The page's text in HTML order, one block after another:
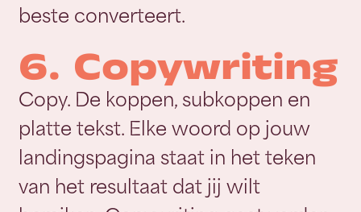
beste converteert.
6. Copywriting
Copy. De koppen, subkoppen en
platte tekst. Elke woord op jouw
landingspagina staat in het teken
van het resultaat dat jij wilt